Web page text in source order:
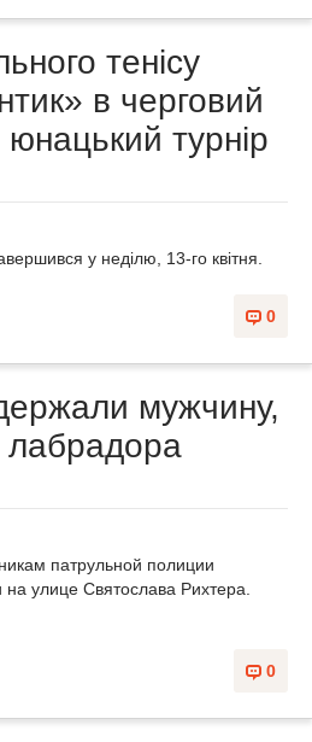
тенісу
в черговий
турнір
у неділю, 13-го квітня.
0
мужчину,
лабрадора
патрульной полиции
улице Святослава Рихтера.
0